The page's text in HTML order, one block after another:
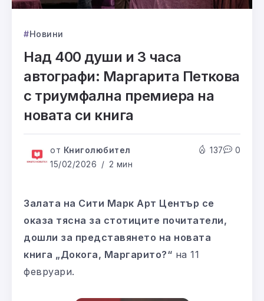
Новини
Над 400 души и 3 часа
автографи: Маргарита Петкова
с триумфална премиера на
новата си книга
от Книголюбител
15/02/2026
2 мин
137 0
Залата на Сити Марк Арт Център се
оказа тясна за стотиците почитатели,
дошли за представянето на новата
книга „Докога, Маргарито?“ на 11
февруари.